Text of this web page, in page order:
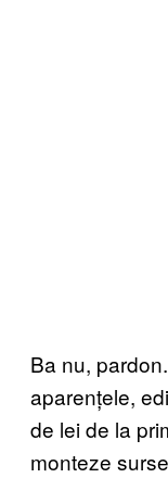
Ba nu,
aparențele,
de lei de la
monteze